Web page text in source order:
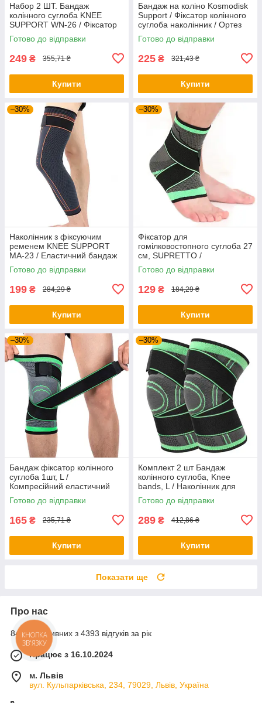
Набор 2 ШТ. Бандаж
колінного суглоба KNEE
SUPPORT WN-26 / Фіксатор
коліна / Наколінник
еластичний для суглобів
Готово до відправки
249 ₴ 355,71 ₴
Купити
Бандаж на коліно Kosmodisk
Support / Фіксатор колінного
суглоба наколінник / Ортез
на коліно
Готово до відправки
225 ₴ 321,43 ₴
Купити
–30%
Наколінник з фіксуючим
ременем KNEE SUPPORT
MA-23 / Еластичний бандаж
колінного суглоба / Фіксатор
для коліна
Готово до відправки
199 ₴ 284,29 ₴
Купити
–30%
Фіксатор для
гомілковостопного суглоба 27
см, SUPRETTO /
Компресійний бандаж на
гомілкостоп / Ортез
Готово до відправки
129 ₴ 184,29 ₴
Купити
–30%
Бандаж фіксатор колінного
суглоба 1шт, L /
Компресійний еластичний
фіксатор коліна / Наколінник
Готово до відправки
165 ₴ 235,71 ₴
Купити
–30%
Комплект 2 шт Бандаж
колінного суглоба, Knee
bands, L / Наколінник для
спорту / Компресійний
фіксатор коліна
Готово до відправки
289 ₴ 412,86 ₴
Купити
Показати ще
Про нас
84% позитивних з 4393 відгуків за рік
Працює з 16.10.2024
м. Львів
вул. Кульпарківська, 234, 79029, Львів, Україна
КНОПКА
ЗВ'ЯЗКУ